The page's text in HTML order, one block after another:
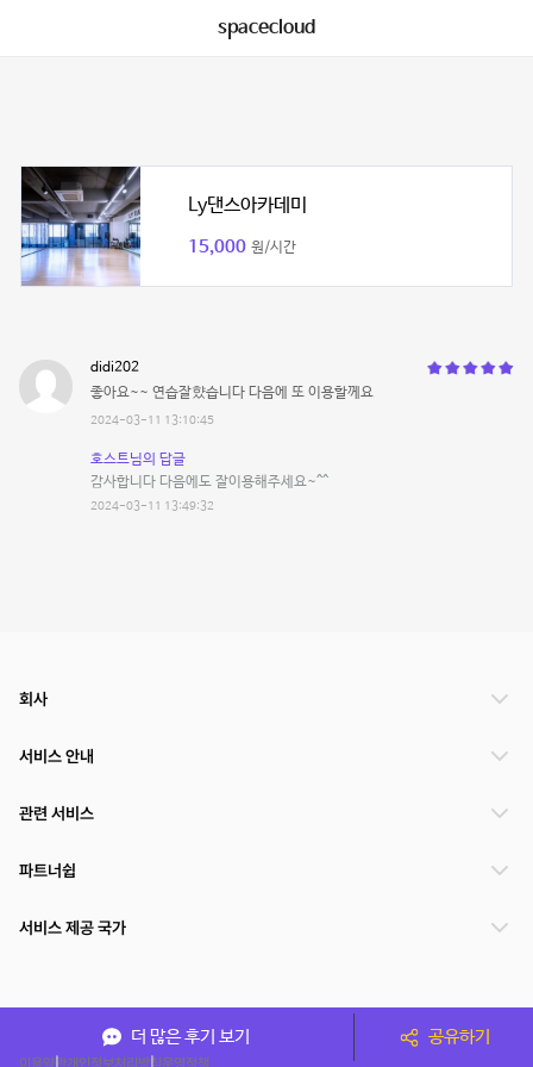
spacecloud
Ly댄스아카데미
15,000 원/시간
didi202
좋아요~~ 연습잘햤습니다 다음에 또 이용할께요
2024-03-11 13:10:45
호스트님의 답글
감사합니다 다음에도 잘이용해주세요~^^
2024-03-11 13:49:32
더 많은 후기 보기 공유하기
회사
서비스 안내
관련 서비스
파트너쉽
서비스 제공 국가
이용약관개인정보처리방침운영정책